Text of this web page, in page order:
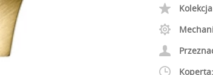
Koperta: